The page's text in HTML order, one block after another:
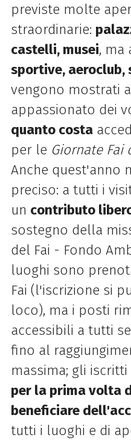
previste molte
straordinarie:
castelli, musei, ma
sportive,
vengono mostrati
appassionato dei
quanto costa
per le Giornate Fai
Anche quest'anno
preciso: a tutti i
un contributo
sostegno della
del Fai - Fondo
luoghi sono
Fai (l'iscrizione si
loco), ma i posti
accessibili a tutti
fino al
massima; gli iscritti
per la prima volta
beneficiare
tutti i luoghi e di